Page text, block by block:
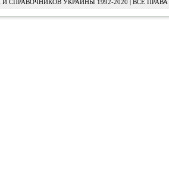
СПРАВОЧНИКОВ УКРАИНЫ 1992-2020 | ВСЕ